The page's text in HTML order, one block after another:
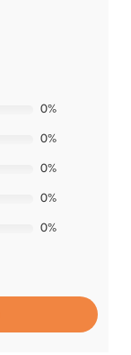
0%
0%
0%
0%
0%